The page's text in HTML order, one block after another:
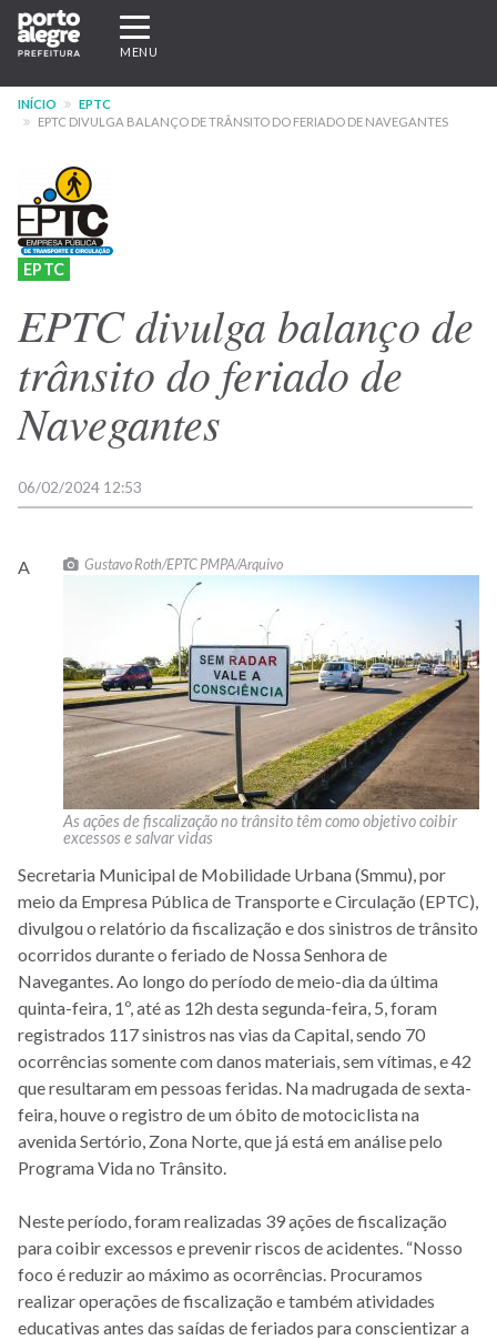
Pular
para
conteúdo
principal
Expandir/recolher
navegação
MENU
INÍCIO
EPTC
EPTC DIVULGA BALANÇO DE TRÂNSITO DO FERIADO DE NAVEGANTES
EPTC
EPTC divulga balanço de
trânsito do feriado de
Navegantes
06/02/2024 12:53
Gustavo Roth/EPTC PMPA/Arquivo
As ações de fiscalização no trânsito têm como objetivo coibir
excessos e salvar vidas
A
Secretaria Municipal de Mobilidade Urbana (Smmu), por
meio da Empresa Pública de Transporte e Circulação (EPTC),
divulgou o relatório da fiscalização e dos sinistros de trânsito
ocorridos durante o feriado de Nossa Senhora de
Navegantes. Ao longo do período de meio-dia da última
quinta-feira, 1º, até as 12h desta segunda-feira, 5, foram
registrados 117 sinistros nas vias da Capital, sendo 70
ocorrências somente com danos materiais, sem vítimas, e 42
que resultaram em pessoas feridas. Na madrugada de sexta-
feira, houve o registro de um óbito de motociclista na
avenida Sertório, Zona Norte, que já está em análise pelo
Programa Vida no Trânsito.
Neste período, foram realizadas 39 ações de fiscalização
para coibir excessos e prevenir riscos de acidentes. “Nosso
foco é reduzir ao máximo as ocorrências. Procuramos
realizar operações de fiscalização e também atividades
educativas antes das saídas de feriados para conscientizar a